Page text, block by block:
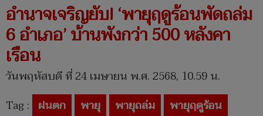
อำนาจเจริญยับ! ‘พายุฤดูร้อนพัดถล่ม
6 อำเภอ’ บ้านพังกว่า 500 หลังคา
เรือน
วันพฤหัสบดี ที่ 24 เมษายน พ.ศ. 2568, 10.59 น.
Tag : ฝนตก พายุ พายุถล่ม
พายุฤดูร้อน